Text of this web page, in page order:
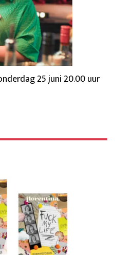
25 juni 20.00 uur